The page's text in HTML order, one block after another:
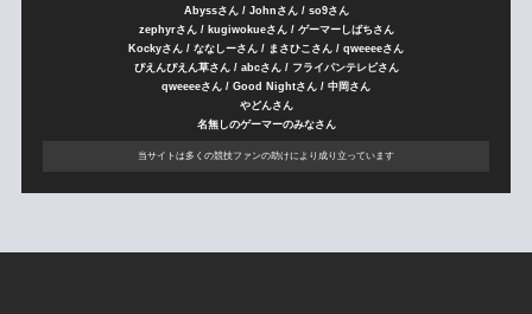
Abyssさん / Johnさん / so9さん
zephyrさん / kugiwokueさん / ゲーマーしばちさん
Kockyさん / ななしーさん / まさひこさん / qweeeeさん
ぴえんぴえん草さん / abcさん / フライパンテレビさん
qweeeeさん / Good Nightさん / 中岡さん
やどんさん
名無しのゲーマーのみなさん
当サイトは多くの競技ファンの助けにより成り立っています